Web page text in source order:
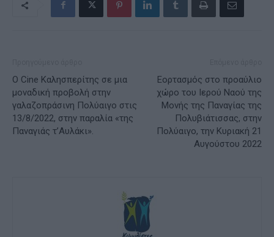
Ο Cine Καλησπερίτης σε μια
μοναδική προβολή στην
γαλαζοπράσινη Πολύαιγο στις
13/8/2022, στην παραλία «της
Παναγιάς τ’Αυλάκι».
Εορτασμός στο προαύλιο
χώρο του Ιερού Ναού της
Μονής της Παναγίας της
Πολυβιάτισσας, στην
Πολύαιγο, την Κυριακή 21
Αυγούστου 2022